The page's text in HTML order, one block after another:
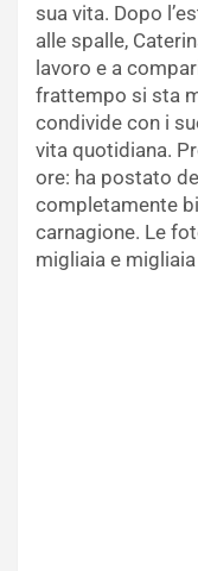
sua vita. Dopo
alle spalle,
lavoro e a
frattempo si sta
condivide con i
vita quotidiana.
ore: ha postato
completamente
carnagione. Le
migliaia e